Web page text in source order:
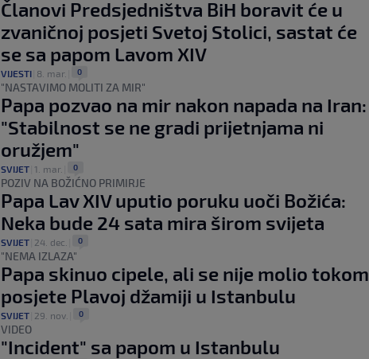
Članovi Predsjedništva BiH boravit će u
zvaničnoj posjeti Svetoj Stolici, sastat će
se sa papom Lavom XIV
VIJESTI 8. mar. 0
"NASTAVIMO MOLITI ZA MIR"
Papa pozvao na mir nakon napada na Iran:
"Stabilnost se ne gradi prijetnjama ni
oružjem"
SVIJET 1. mar. 0
POZIV NA BOŽIĆNO PRIMIRJE
Papa Lav XIV uputio poruku uoči Božića:
Neka bude 24 sata mira širom svijeta
SVIJET 24. dec. 0
"NEMA IZLAZA"
Papa skinuo cipele, ali se nije molio tokom
posjete Plavoj džamiji u Istanbulu
SVIJET 29. nov. 0
VIDEO
"Incident" sa papom u Istanbulu